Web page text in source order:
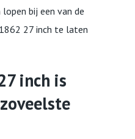
bij een van de
27 inch te laten
inch is